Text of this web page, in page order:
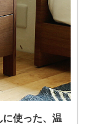
使った、温